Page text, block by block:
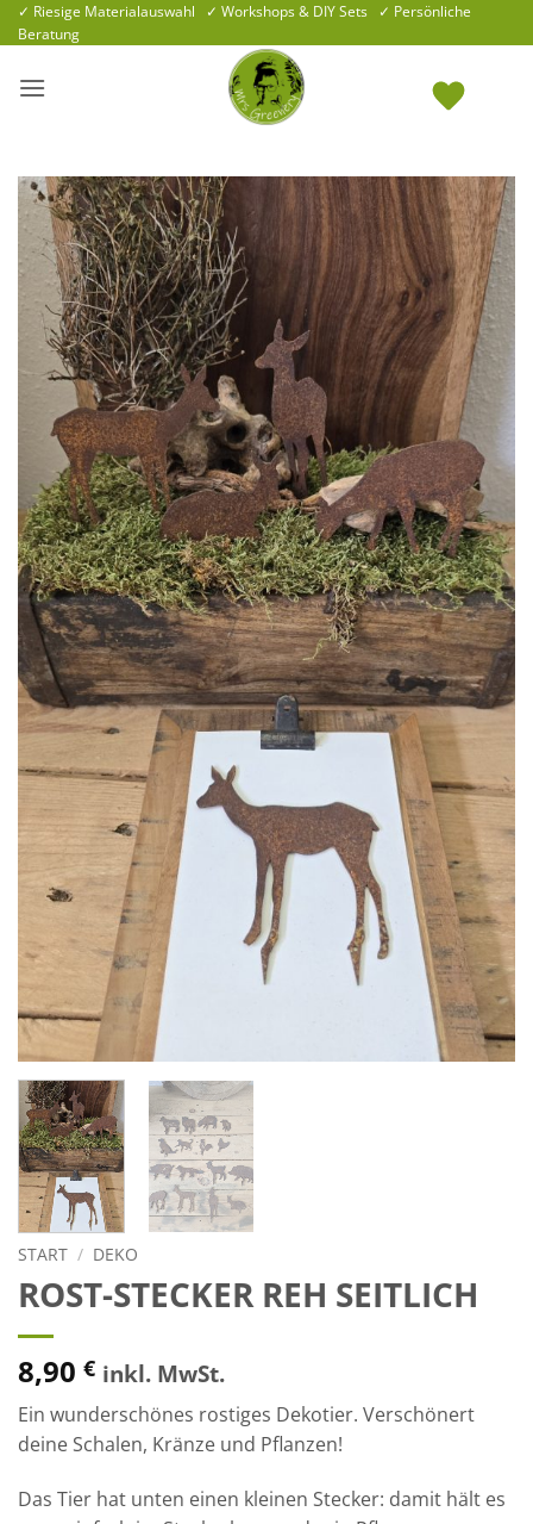
Zum
Inhalt
✓ Riesige Materialauswahl ✓ Workshops & DIY Sets ✓ Persönliche
Beratung
START / DEKO
ROST-STECKER REH SEITLICH
8,90 € inkl. MwSt.
Ein wunderschönes rostiges Dekotier. Verschönert
deine Schalen, Kränze und Pflanzen!
Das Tier hat unten einen kleinen Stecker: damit hält es